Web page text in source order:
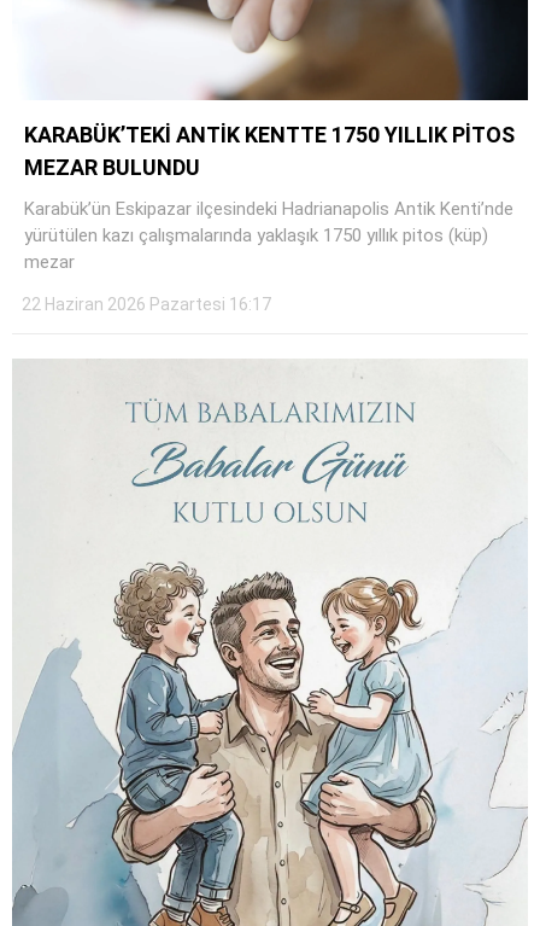
KARABÜK’TEKİ ANTİK KENTTE 1750 YILLIK PİTOS
MEZAR BULUNDU
Karabük’ün Eskipazar ilçesindeki Hadrianapolis Antik Kenti’nde
yürütülen kazı çalışmalarında yaklaşık 1750 yıllık pitos (küp)
mezar
22 Haziran 2026 Pazartesi 16:17